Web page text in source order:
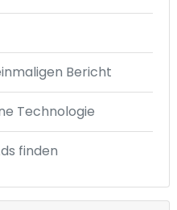
Bericht
Technologie
finden